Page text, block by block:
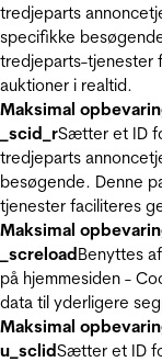
tredjeparts
specifikke
tredjeparts-tjenester
auktioner i realtid.
Maksimal
_scid_rSætter et ID
tredjeparts
besøgende. Denne
tjenester faciliteres
Maksimal
_screloadBenyttes
på hjemmesiden -
data til yderligere
Maksimal
u_sclidSætter et ID